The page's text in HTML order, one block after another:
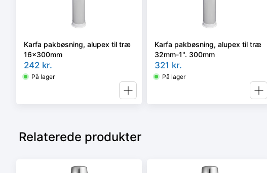
Karfa pakbøsning, alupex til træ
16x300mm
242 kr.
På lager
Karfa pakbøsning, alupex til træ
32mm-1''. 300mm
321 kr.
På lager
Relaterede produkter